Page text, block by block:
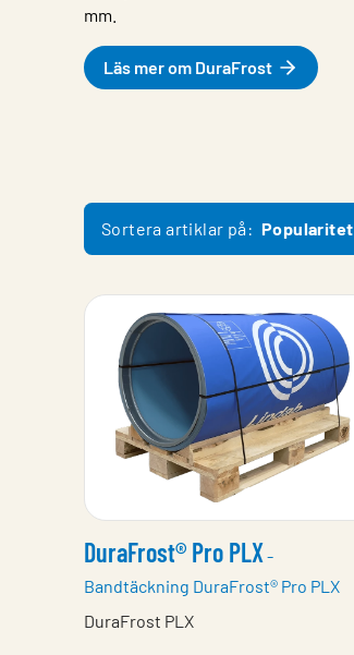
mm.
Läs mer om DuraFrost
Sortera artiklar på: Popularitet
DuraFrost® Pro PLX-
Bandtäckning DuraFrost® Pro PLX
DuraFrost PLX